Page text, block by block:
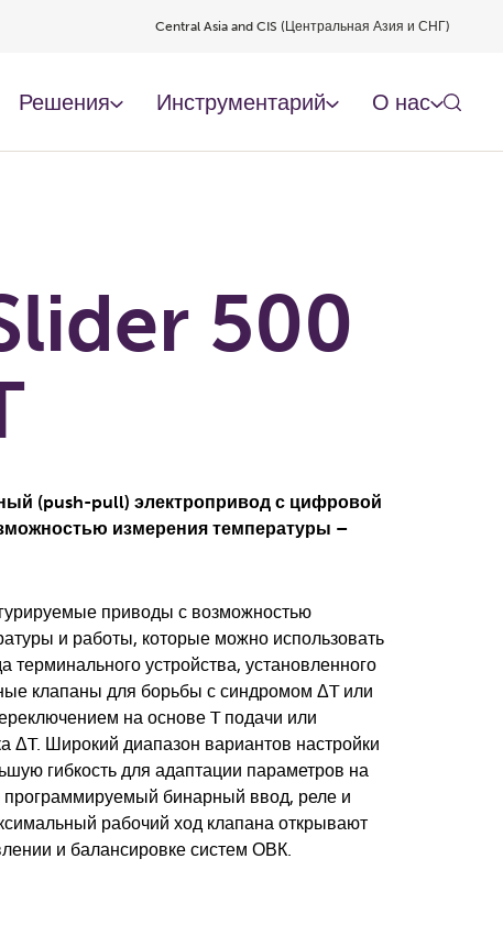
Central Asia and CIS (Центральная Азия и СНГ)
Решения Инструментарий О нас
500
(push-pull) электропривод с цифровой
измерения температуры –
приводы с возможностью
и работы, которые можно использовать
терминального устройства, установленного
клапаны для борьбы с синдромом ΔT или
на основе T подачи или
ΔT. Широкий диапазон вариантов настройки
гибкость для адаптации параметров на
бинарный ввод, реле и
рабочий ход клапана открывают
и балансировке систем ОВК.